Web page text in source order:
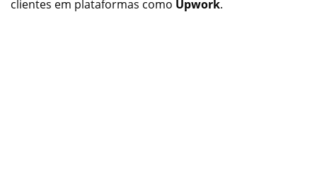
clientes em plataformas como Upwork.